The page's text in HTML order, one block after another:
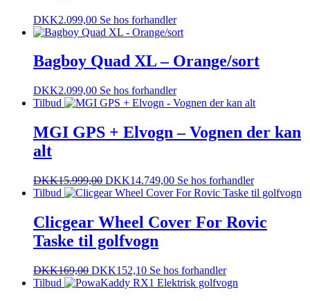
DKK2.099,00 Se hos forhandler
Bagboy Quad XL – Orange/sort
DKK2.099,00 Se hos forhandler
Tilbud
MGI GPS + Elvogn – Vognen der kan
alt
DKK15.999,00 DKK14.749,00 Se hos forhandler
Tilbud
Clicgear Wheel Cover For Rovic
Taske til golfvogn
DKK169,00 DKK152,10 Se hos forhandler
Tilbud